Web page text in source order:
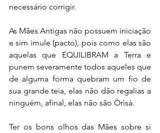
necessário corrigir.
As Mães Antigas não possuem iniciação
e sim imule (pacto), pois como elas são
aquelas que EQUILIBRAM a Terra e
punem severamente todos aqueles que
de alguma forma quebram um fio de
sua grande teia, elas não dão regalias a
ninguém, afinal, elas não são Òrìsà.
Ter os bons olhos das Mães sobre si